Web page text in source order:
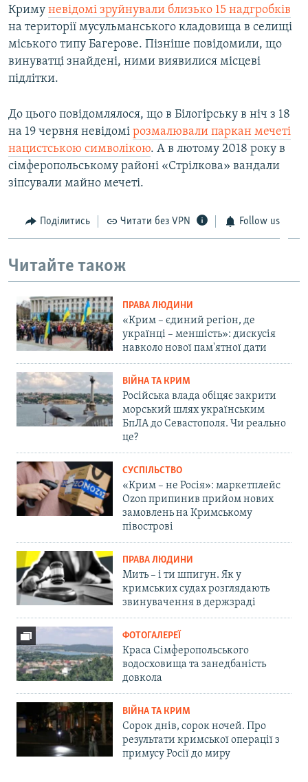
Криму невідомі зруйнували близько 15 надгробків
на території мусульманського кладовища в селищі
міського типу Багерове. Пізніше повідомили, що
винуватці знайдені, ними виявилися місцеві
підлітки.
До цього повідомлялося, що в Білогірську в ніч з 18
на 19 червня невідомі розмалювали паркан мечеті
нацистською символікою. А в лютому 2018 року в
сімферопольському районі «Стрілкова» вандали
зіпсували майно мечеті.
Поділитись Читати без VPN Follow us
Читайте також
ПРАВА ЛЮДИНИ
«Крим – єдиний регіон, де
українці – меншість»: дискусія
навколо нової пам'ятної дати
ВІЙНА ТА КРИМ
Російська влада обіцяє закрити
морський шлях українським
БпЛА до Севастополя. Чи реально
це?
СУСПІЛЬСТВО
«Крим – не Росія»: маркетплейс
Ozon припинив прийом нових
замовлень на Кримському
півострові
ПРАВА ЛЮДИНИ
Мить – і ти шпигун. Як у
кримських судах розглядають
звинувачення в держзраді
ФОТОГАЛЕРЕЇ
Краса Сімферопольського
водосховища та занедбаність
довкола
ВІЙНА ТА КРИМ
Сорок днів, сорок ночей. Про
результати кримської операції з
примусу Росії до миру